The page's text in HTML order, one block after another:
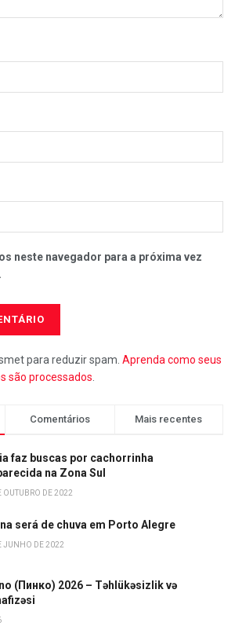
neste navegador para a próxima vez
para reduzir spam. Aprenda como seus
são processados
Comentários Mais recentes
faz buscas por cachorrinha
na Zona Sul
OUTUBRO DE 2022
será de chuva em Porto Alegre
JUNHO DE 2022
(Пинко) 2026 – Təhlükəsizlik və